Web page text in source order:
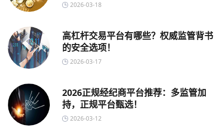
2026-03-18
高杠杆交易平台有哪些？权威监管背书
的安全选项！
2026-03-17
2026正规经纪商平台推荐：多监管加
持，正规平台甄选！
2026-03-12